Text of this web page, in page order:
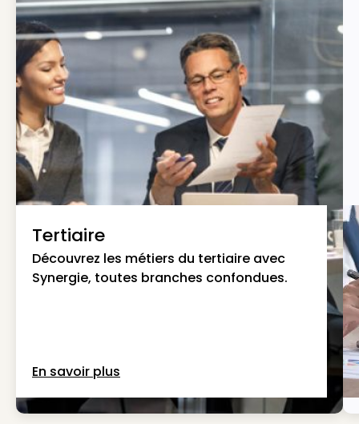
Tertiaire
Découvrez les métiers du tertiaire avec
Synergie, toutes branches confondues.
En savoir plus